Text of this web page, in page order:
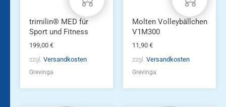
trimilin® MED für
Sport und Fitness
199,00 €
zzgl. Versandkosten
Grevinga
Molten Volleybällchen
V1M300
11,90 €
zzgl. Versandkosten
Grevinga